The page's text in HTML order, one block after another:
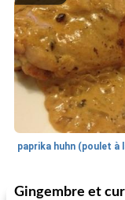
Petit déjeuner et brunch
Gingembre et